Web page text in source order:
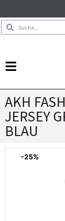
AKH
JERSEY
BLAU
-25%